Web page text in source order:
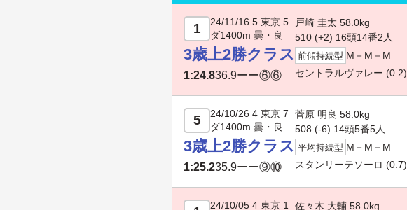
1
24/11/16 5 東京 5
ダ1400m 曇・良
3歳上2勝クラス
1:24.836.9ーー⑥⑥
戸崎 圭太 58.0kg
510 (+2) 16頭14番2人
前傾持続型 M－M－M
セントラルヴァレー (0.2)
5
24/10/26 4 東京 7
ダ1400m 曇・良
3歳上2勝クラス
1:25.235.9ーー⑨⑩
菅原 明良 58.0kg
508 (-6) 14頭5番5人
平均持続型 M－M－M
スタンリーテソーロ (0.7)
24/10/05 4 東京 1 佐々木 大輔 58.0kg